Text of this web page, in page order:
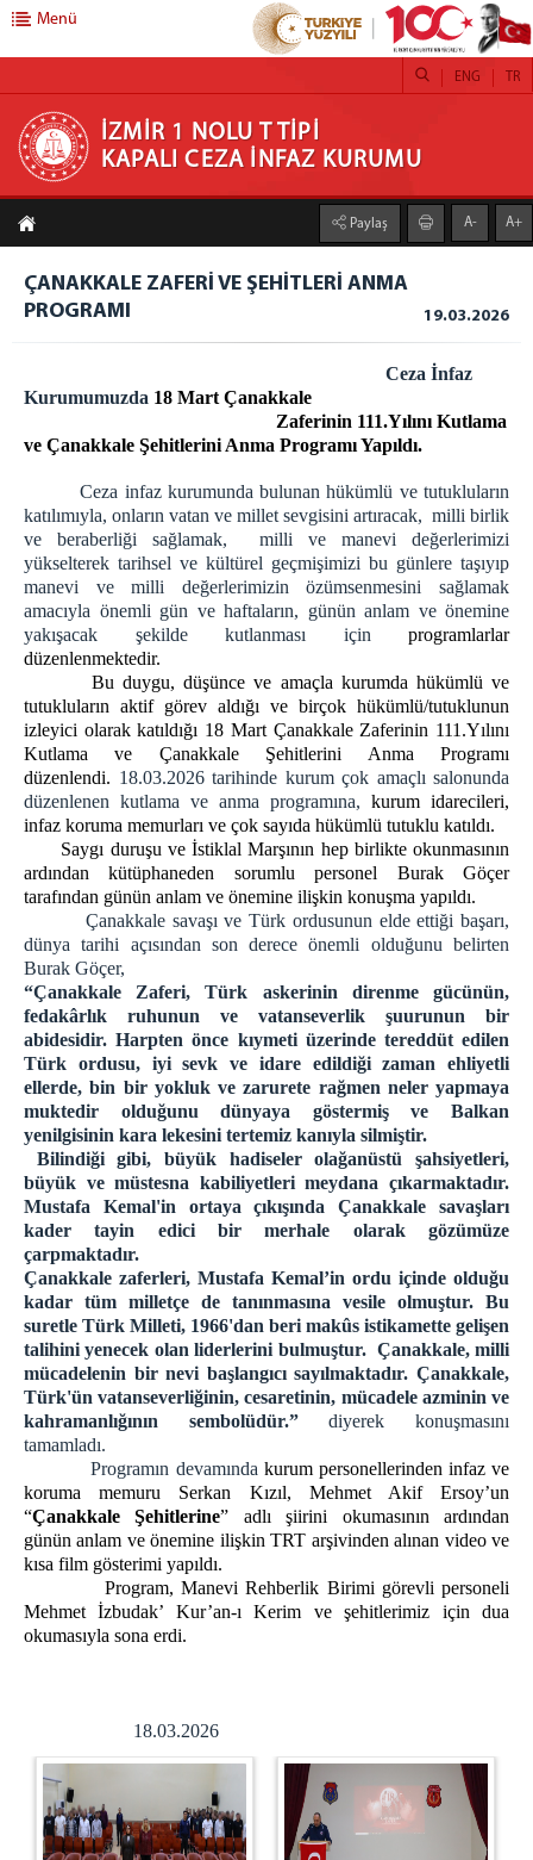
İZMİR 1 NOLU T TİPİ KAPALI CEZA İNFAZ
KURUMU
ANASAYFA
KURUMUMUZ
STOR PERDE
ATÖLYE VE İŞ YURTLARI
H/T BİLGİLENDİRME
EMANET PARA
ZİYARET BİLGİLENDİRME
ZİYARET YÖNETMELİĞİ
ZİYARET KURALLARI
Cenazeye Katılım ve Hasta Ziyareti İçin
Doldurulacak Dilekçe Örneği
KAMPÜS CİK
İZMİR AÇIK CEZA İNFAZ KURUMU
İZMİR 1 NOLU KAPALI CİK
İZMİR 2 NOLU KAPALI CİK
İZMİR 3 NOLU KAPALI CİK
İZMİR 4 NOLU KAPALI CİK
İZMİR KADIN KAPALI CİK
İZMİR ÇOCUK VE GENÇLİK KAPALI CİK
PERSONEL
ŞİFRE İŞLEMLERİ
E-imza Sifre Videolu Anlatım
Uyap Şifre Alma Video
Telefondan Uyap Şifre Değiştirme İşlemleri
GİRİŞ BAĞLANTILARI
Portal Giriş
İntranet Giriş
Uyap Giriş
Medsis Giriş
CTİK Giriş
Uyap E-Posta Giriş
İLETİŞİM
Menü
İZMİR 1 NOLU T TİPİ
KAPALI CEZA İNFAZ KURUMU
TR
ENG
Paylaş A- A+
ÇANAKKALE ZAFERİ VE ŞEHİTLERİ ANMA
PROGRAMI
19.03.2026
Ceza İnfaz
Kurumumuzda 18 Mart Çanakkale
Zaferinin 111.Yılını Kutlama
ve Çanakkale Şehitlerini Anma Programı Yapıldı.
Ceza infaz kurumunda bulunan hükümlü ve tutukluların
katılımıyla, onların vatan ve millet sevgisini artıracak, milli birlik
ve beraberliği sağlamak, milli ve manevi değerlerimizi
yükselterek tarihsel ve kültürel geçmişimizi bu günlere taşıyıp
manevi ve milli değerlerimizin özümsenmesini sağlamak
amacıyla önemli gün ve haftaların, günün anlam ve önemine
yakışacak şekilde kutlanması için programlarlar
düzenlenmektedir.
Bu duygu, düşünce ve amaçla kurumda hükümlü ve
tutukluların aktif görev aldığı ve birçok hükümlü/tutuklunun
izleyici olarak katıldığı 18 Mart Çanakkale Zaferinin 111.Yılını
Kutlama ve Çanakkale Şehitlerini Anma Programı
düzenlendi. 18.03.2026 tarihinde kurum çok amaçlı salonunda
düzenlenen kutlama ve anma programına, kurum idarecileri,
infaz koruma memurları ve çok sayıda hükümlü tutuklu katıldı.
Saygı duruşu ve İstiklal Marşının hep birlikte okunmasının
ardından kütüphaneden sorumlu personel Burak Göçer
tarafından günün anlam ve önemine ilişkin konuşma yapıldı.
Çanakkale savaşı ve Türk ordusunun elde ettiği başarı,
dünya tarihi açısından son derece önemli olduğunu belirten
Burak Göçer,
“Çanakkale Zaferi, Türk askerinin direnme gücünün,
fedakârlık ruhunun ve vatanseverlik şuurunun bir
abidesidir. Harpten önce kıymeti üzerinde tereddüt edilen
Türk ordusu, iyi sevk ve idare edildiği zaman ehliyetli
ellerde, bin bir yokluk ve zarurete rağmen neler yapmaya
muktedir olduğunu dünyaya göstermiş ve Balkan
yenilgisinin kara lekesini tertemiz kanıyla silmiştir.
Bilindiği gibi, büyük hadiseler olağanüstü şahsiyetleri,
büyük ve müstesna kabiliyetleri meydana çıkarmaktadır.
Mustafa Kemal'in ortaya çıkışında Çanakkale savaşları
kader tayin edici bir merhale olarak gözümüze
çarpmaktadır.
Çanakkale zaferleri, Mustafa Kemal’in ordu içinde olduğu
kadar tüm milletçe de tanınmasına vesile olmuştur. Bu
suretle Türk Milleti, 1966'dan beri makûs istikamette gelişen
talihini yenecek olan liderlerini bulmuştur. Çanakkale, milli
mücadelenin bir nevi başlangıcı sayılmaktadır. Çanakkale,
Türk'ün vatanseverliğinin, cesaretinin, mücadele azminin ve
kahramanlığının sembolüdür.”diyerek konuşmasını
tamamladı.
Programın devamında kurum personellerinden infaz ve
koruma memuru Serkan Kızıl, Mehmet Akif Ersoy’un
“Çanakkale Şehitlerine” adlı şiirini okumasının ardından
günün anlam ve önemine ilişkin TRT arşivinden alınan video ve
kısa film gösterimi yapıldı.
Program, Manevi Rehberlik Birimi görevli personeli
Mehmet İzbudak’ Kur’an-ı Kerim ve şehitlerimiz için dua
okumasıyla sona erdi.
18.03.2026